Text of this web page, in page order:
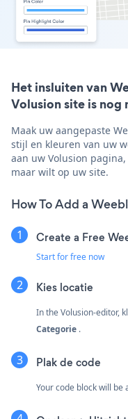
Het insluiten van
Volusion site is
Maak uw aangepaste
stijl en kleuren van uw
aan uw Volusion
maar wilt op uw site.
How To Add a
Create a Free
Start for free now
Kies locatie
In the Volusion-editor,
Categorie .
Plak de code
Your code block will